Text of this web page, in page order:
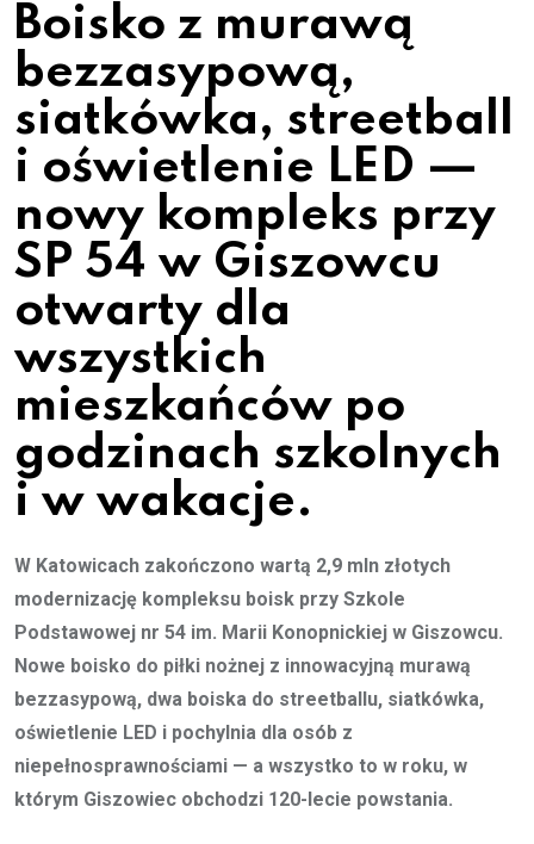
Boisko z murawą
bezzasypową,
siatkówka, streetball
i oświetlenie LED —
nowy kompleks przy
SP 54 w Giszowcu
otwarty dla
wszystkich
mieszkańców po
godzinach szkolnych
i w wakacje.
W Katowicach zakończono wartą 2,9 mln złotych
modernizację kompleksu boisk przy Szkole
Podstawowej nr 54 im. Marii Konopnickiej w Giszowcu.
Nowe boisko do piłki nożnej z innowacyjną murawą
bezzasypową, dwa boiska do streetballu, siatkówka,
oświetlenie LED i pochylnia dla osób z
niepełnosprawnościami — a wszystko to w roku, w
którym Giszowiec obchodzi 120-lecie powstania.